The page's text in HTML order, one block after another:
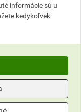
disperziu,
exteriér aj
po
informácie sú u
kedykoľvek